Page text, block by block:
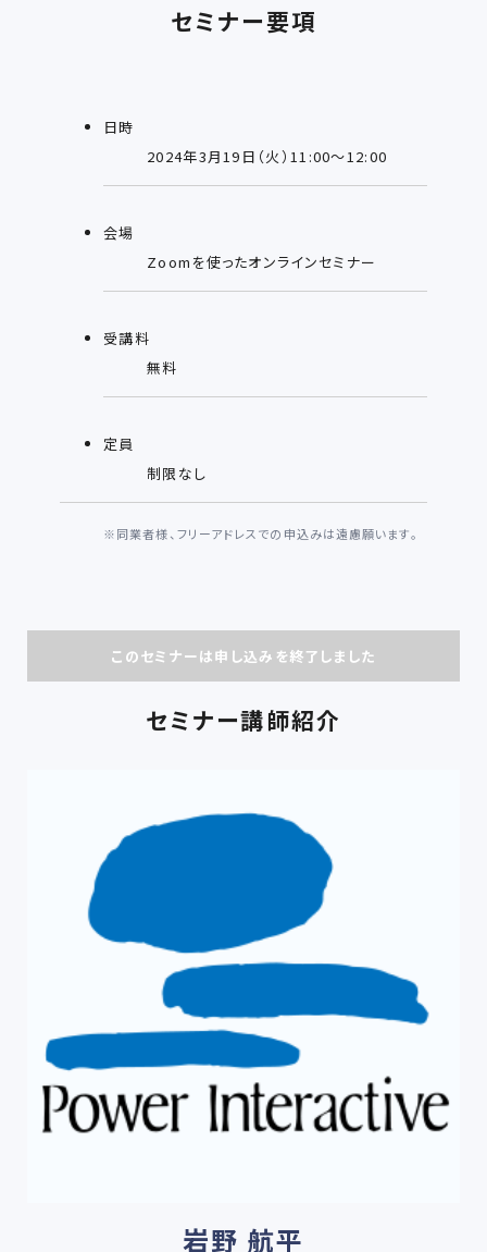
セミナー要項
日時
2024年3月19日（火）11:00～12:00
会場
Zoomを使ったオンラインセミナー
受講料
無料
定員
制限なし
※同業者様、フリーアドレスでの申込みは遠慮願います。
このセミナーは申し込みを終了しました
セミナー講師紹介
岩野 航平